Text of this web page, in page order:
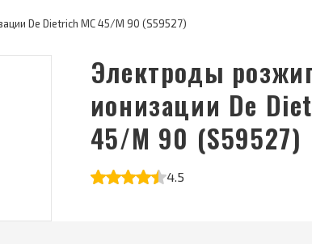
De Dietrich MC 45/M 90 (S59527)
Электроды розжига/
ионизации De
45/M 90 (S59527)
4.5